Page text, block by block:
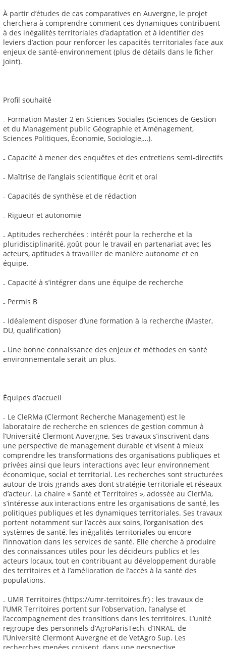
À partir d’études de cas comparatives en Auvergne, le projet
cherchera à comprendre comment ces dynamiques contribuent
à des inégalités territoriales d’adaptation et à identifier des
leviers d’action pour renforcer les capacités territoriales face aux
enjeux de santé-environnement (plus de détails dans le ficher
joint).
Profil souhaité
₋ Formation Master 2 en Sciences Sociales (Sciences de Gestion
et du Management public Géographie et Aménagement,
Sciences Politiques, Économie, Sociologie,…).
₋ Capacité à mener des enquêtes et des entretiens semi-directifs
₋ Maîtrise de l’anglais scientifique écrit et oral
₋ Capacités de synthèse et de rédaction
₋ Rigueur et autonomie
₋ Aptitudes recherchées : intérêt pour la recherche et la
pluridisciplinarité, goût pour le travail en partenariat avec les
acteurs, aptitudes à travailler de manière autonome et en
équipe.
₋ Capacité à s’intégrer dans une équipe de recherche
₋ Permis B
₋ Idéalement disposer d’une formation à la recherche (Master,
DU, qualification)
₋ Une bonne connaissance des enjeux et méthodes en santé
environnementale serait un plus.
Équipes d’accueil
₋ Le CleRMa (Clermont Recherche Management) est le
laboratoire de recherche en sciences de gestion commun à
l’Université Clermont Auvergne. Ses travaux s’inscrivent dans
une perspective de management durable et visent à mieux
comprendre les transformations des organisations publiques et
privées ainsi que leurs interactions avec leur environnement
économique, social et territorial. Les recherches sont structurées
autour de trois grands axes dont stratégie territoriale et réseaux
d’acteur. La chaire « Santé et Territoires », adossée au ClerMa,
s’intéresse aux interactions entre les organisations de santé, les
politiques publiques et les dynamiques territoriales. Ses travaux
portent notamment sur l’accès aux soins, l’organisation des
systèmes de santé, les inégalités territoriales ou encore
l’innovation dans les services de santé. Elle cherche à produire
des connaissances utiles pour les décideurs publics et les
acteurs locaux, tout en contribuant au développement durable
des territoires et à l’amélioration de l’accès à la santé des
populations.
₋ UMR Territoires (https://umr-territoires.fr) : les travaux de
l’UMR Territoires portent sur l’observation, l’analyse et
l’accompagnement des transitions dans les territoires. L’unité
regroupe des personnels d’AgroParisTech, d’INRAE, de
l’Université Clermont Auvergne et de VetAgro Sup. Les